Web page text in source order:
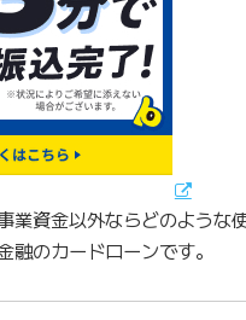
業資金以外ならどのような
融のカードローンです。